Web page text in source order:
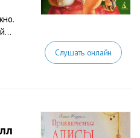
Слушать онлайн